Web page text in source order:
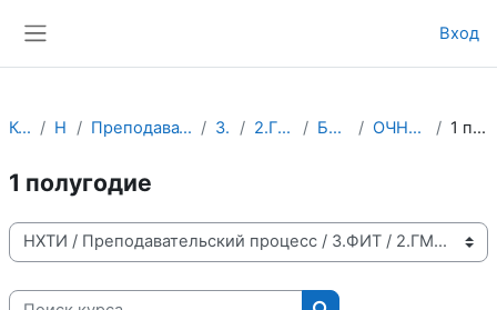
Вход
Курсы НХТИ Преподавательский процесс 3.ФИТ 2.ГМУСМ.old Бакалавры ОЧНО-ЗАОЧНОЕ 1 полугодие
1 полугодие
Категории курсов
Поиск курса